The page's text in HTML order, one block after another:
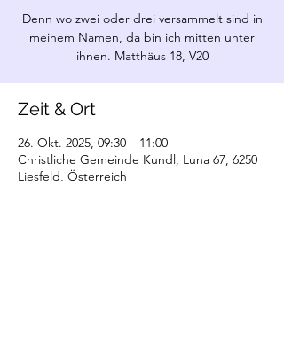
Denn wo zwei oder drei versammelt sind in
meinem Namen, da bin ich mitten unter
ihnen. Matthäus 18, V20
Zeit & Ort
26. Okt. 2025, 09:30 – 11:00
Christliche Gemeinde Kundl, Luna 67, 6250
Liesfeld, Österreich